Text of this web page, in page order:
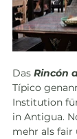
Das Rincón
Típico
Institution
in Antigua.
mehr als fair